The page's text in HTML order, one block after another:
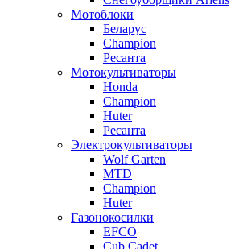
Мотоблоки
Беларус
Champion
Ресанта
Мотокультиваторы
Honda
Champion
Huter
Ресанта
Электрокультиваторы
Wolf Garten
MTD
Champion
Huter
Газонокосилки
EFCO
Cub Cadet